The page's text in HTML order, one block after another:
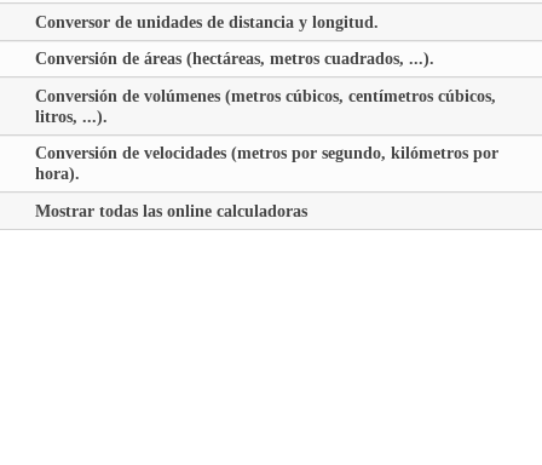
Conversor de unidades de distancia y longitud.
Conversión de áreas (hectáreas, metros cuadrados, ...).
Conversión de volúmenes (metros cúbicos, centímetros cúbicos,
litros, ...).
Conversión de velocidades (metros por segundo, kilómetros por
hora).
Mostrar todas las online calculadoras